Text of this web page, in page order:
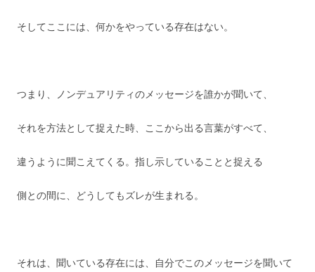
そしてここには、何かをやっている存在はない。
つまり、ノンデュアリティのメッセージを誰かが聞いて、
それを方法として捉えた時、ここから出る言葉がすべて、
違うように聞こえてくる。指し示していることと捉える
側との間に、どうしてもズレが生まれる。
それは、聞いている存在には、自分でこのメッセージを聞いて